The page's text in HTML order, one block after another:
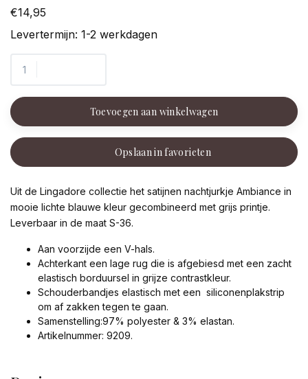
€14,95
Levertermijn: 1-2 werkdagen
Toevoegen aan winkelwagen
Opslaan in favorieten
Uit de Lingadore collectie het satijnen nachtjurkje Ambiance in
mooie lichte blauwe kleur gecombineerd met grijs printje.
Leverbaar in de maat S-36.
Aan voorzijde een V-hals.
Achterkant een lage rug die is afgebiesd met een zacht
elastisch borduursel in grijze contrastkleur.
Schouderbandjes elastisch met een siliconenplakstrip
om af zakken tegen te gaan.
Samenstelling:97% polyester & 3% elastan.
Artikelnummer: 9209.